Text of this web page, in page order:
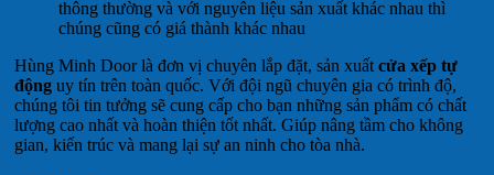
thông thường và với nguyên liệu sản xuất khác nhau thì
chúng cũng có giá thành khác nhau
Hùng Minh Door là đơn vị chuyên lắp đặt, sản xuất cửa xếp tự
động uy tín trên toàn quốc. Với đội ngũ chuyên gia có trình độ,
chúng tôi tin tưởng sẽ cung cấp cho bạn những sản phẩm có chất
lượng cao nhất và hoàn thiện tốt nhất. Giúp nâng tầm cho không
gian, kiến ​​trúc và mang lại sự an ninh cho tòa nhà.